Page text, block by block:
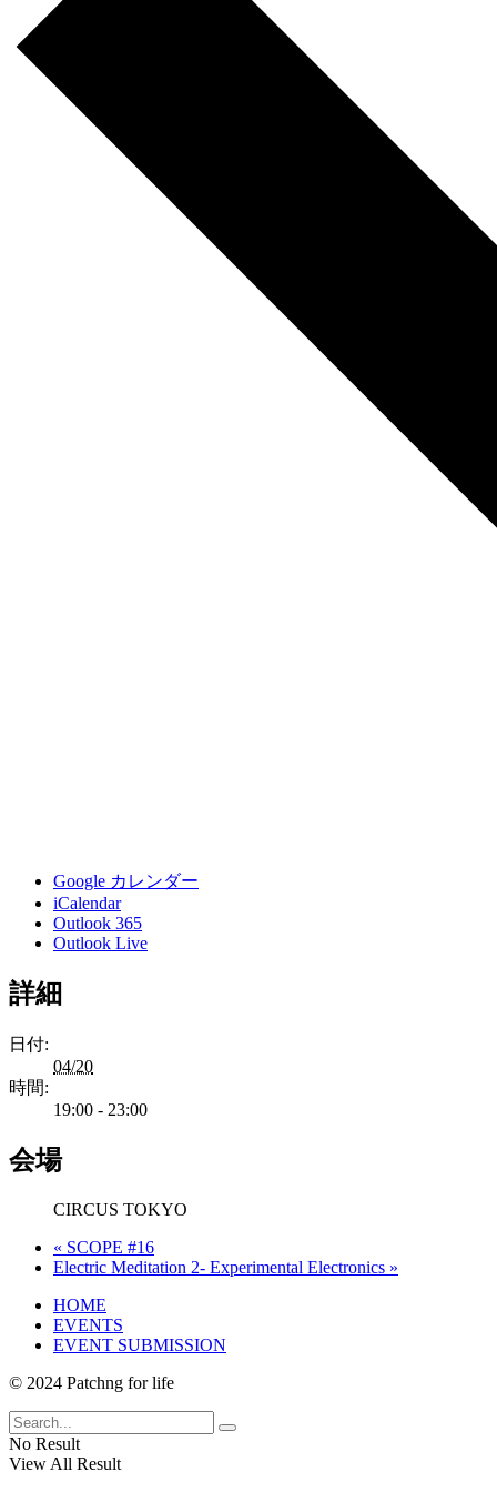
Google カレンダー
iCalendar
Outlook 365
Outlook Live
詳細
日付:
04/20
時間:
19:00 - 23:00
会場
CIRCUS TOKYO
« SCOPE #16
Electric Meditation 2- Experimental Electronics »
HOME
EVENTS
EVENT SUBMISSION
© 2024 Patchng for life
No Result
View All Result